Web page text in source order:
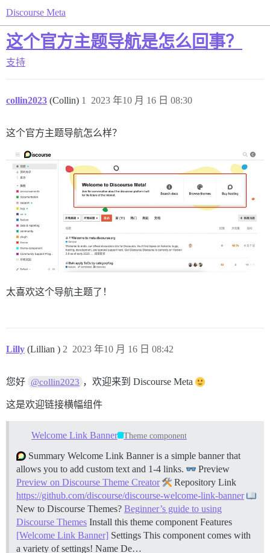
Discourse Meta
这个官方主题导航是怎么回事？
支持
collin2023 (Collin) 2023 年10 月 16 日 08:30
1
这个官方主题导航怎么样？
太喜欢这个导航主题了！
Lilly (Lillian ) 2023 年10 月 16 日 08:42
2
您好 @collin2023 ，欢迎来到 Discourse Meta
这是欢迎链接横幅组件
Welcome Link Banner Theme component
Summary Welcome Link Banner is a simple banner that
allows you to add custom text and 1-4 links.
Preview
Preview on Discourse Theme Creator
Repository Link
https://github.com/discourse/discourse-welcome-link-banner
New to Discourse Themes? Beginner’s guide to using
Discourse Themes Install this theme component Features
[Welcome Link Banner] Settings This component comes with
a variety of settings! Name De…